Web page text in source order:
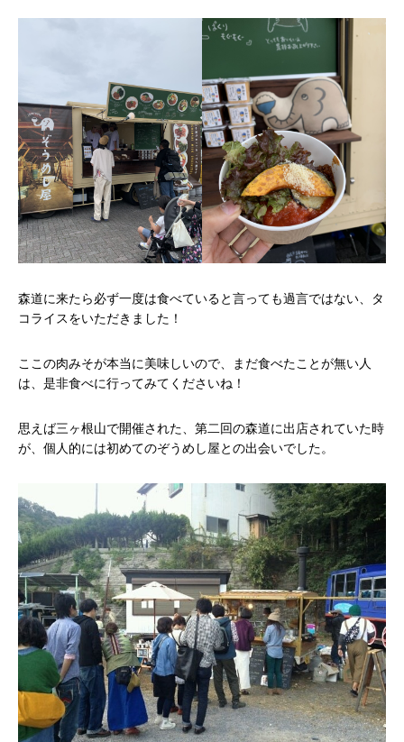
森道に来たら必ず一度は食べていると言っても過言ではない、タ
コライスをいただきました！
ここの肉みそが本当に美味しいので、まだ食べたことが無い人
は、是非食べに行ってみてくださいね！
思えば三ヶ根山で開催された、第二回の森道に出店されていた時
が、個人的には初めてのぞうめし屋との出会いでした。